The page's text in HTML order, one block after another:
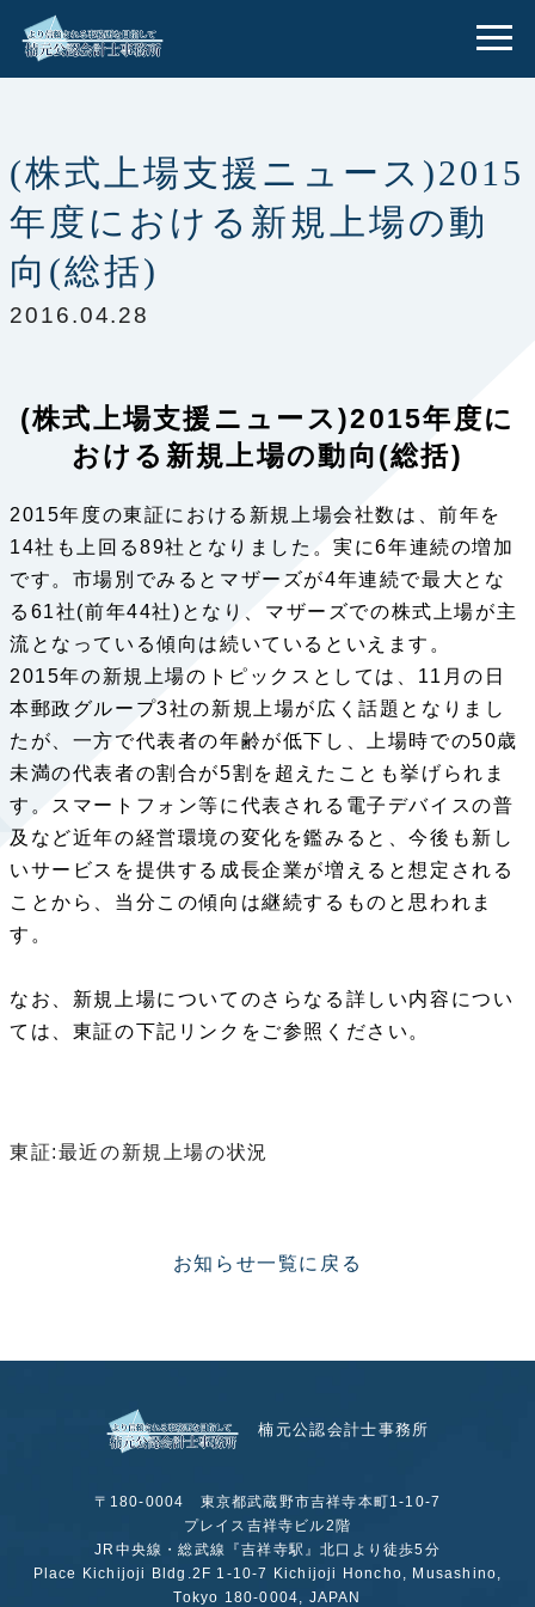
(株式上場支援ニュース)2015
年度における新規上場の動
向(総括)
2016.04.28
(株式上場支援ニュース)2015年度に
おける新規上場の動向(総括)
2015年度の東証における新規上場会社数は、前年を
14社も上回る89社となりました。実に6年連続の増加
です。市場別でみるとマザーズが4年連続で最大とな
る61社(前年44社)となり、マザーズでの株式上場が主
流となっている傾向は続いているといえます。
2015年の新規上場のトピックスとしては、11月の日
本郵政グループ3社の新規上場が広く話題となりまし
たが、一方で代表者の年齢が低下し、上場時での50歳
未満の代表者の割合が5割を超えたことも挙げられま
す。スマートフォン等に代表される電子デバイスの普
及など近年の経営環境の変化を鑑みると、今後も新し
いサービスを提供する成長企業が増えると想定される
ことから、当分この傾向は継続するものと思われま
す。
なお、新規上場についてのさらなる詳しい内容につい
ては、東証の下記リンクをご参照ください。
東証:最近の新規上場の状況
お知らせ一覧に戻る
楠元公認会計士事務所
〒180-0004 東京都武蔵野市吉祥寺本町1-10-7
プレイス吉祥寺ビル2階
JR中央線・総武線『吉祥寺駅』北口より徒歩5分
Place Kichijoji Bldg.2F 1-10-7 Kichijoji Honcho, Musashino,
Tokyo 180-0004, JAPAN